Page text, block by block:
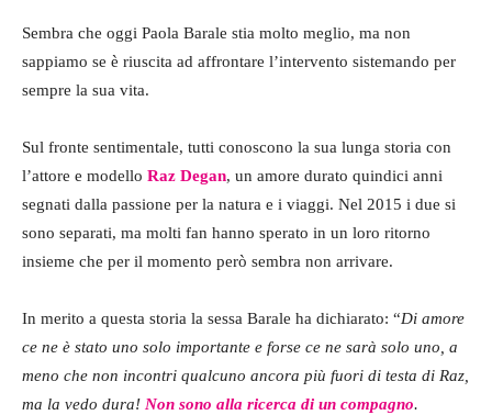
Sembra che oggi Paola Barale stia molto meglio, ma non
sappiamo se è riuscita ad affrontare l’intervento sistemando per
sempre la sua vita.
Sul fronte sentimentale, tutti conoscono la sua lunga storia con
l’attore e modello Raz Degan, un amore durato quindici anni
segnati dalla passione per la natura e i viaggi. Nel 2015 i due si
sono separati, ma molti fan hanno sperato in un loro ritorno
insieme che per il momento però sembra non arrivare.
In merito a questa storia la sessa Barale ha dichiarato: “Di amore
ce ne è stato uno solo importante e forse ce ne sarà solo uno, a
meno che non incontri qualcuno ancora più fuori di testa di Raz,
ma la vedo dura! Non sono alla ricerca di un compagno.